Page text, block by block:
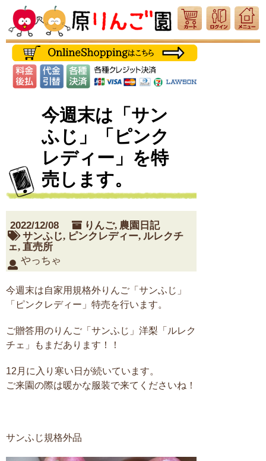
今週末は「サン
ふじ」「ピンク
レディー」を特
売します。
2022/12/08 りんご, 農園日記
サンふじ, ピンクレディー, ルレクチ
ェ, 直売所
やっちゃ
今週末は自家用規格外りんご「サンふじ」
「ピンクレディー」特売を行います。
ご贈答用のりんご「サンふじ」洋梨「ルレク
チェ」もまだあります！！
12月に入り寒い日が続いています。
ご来園の際は暖かな服装で来てくださいね！
サンふじ規格外品